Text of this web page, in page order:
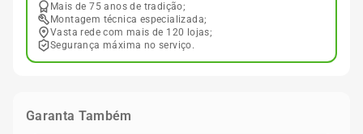
Mais de 75 anos de tradição;
Montagem técnica especializada;
Vasta rede com mais de 120 lojas;
Segurança máxima no serviço.
Garanta Também